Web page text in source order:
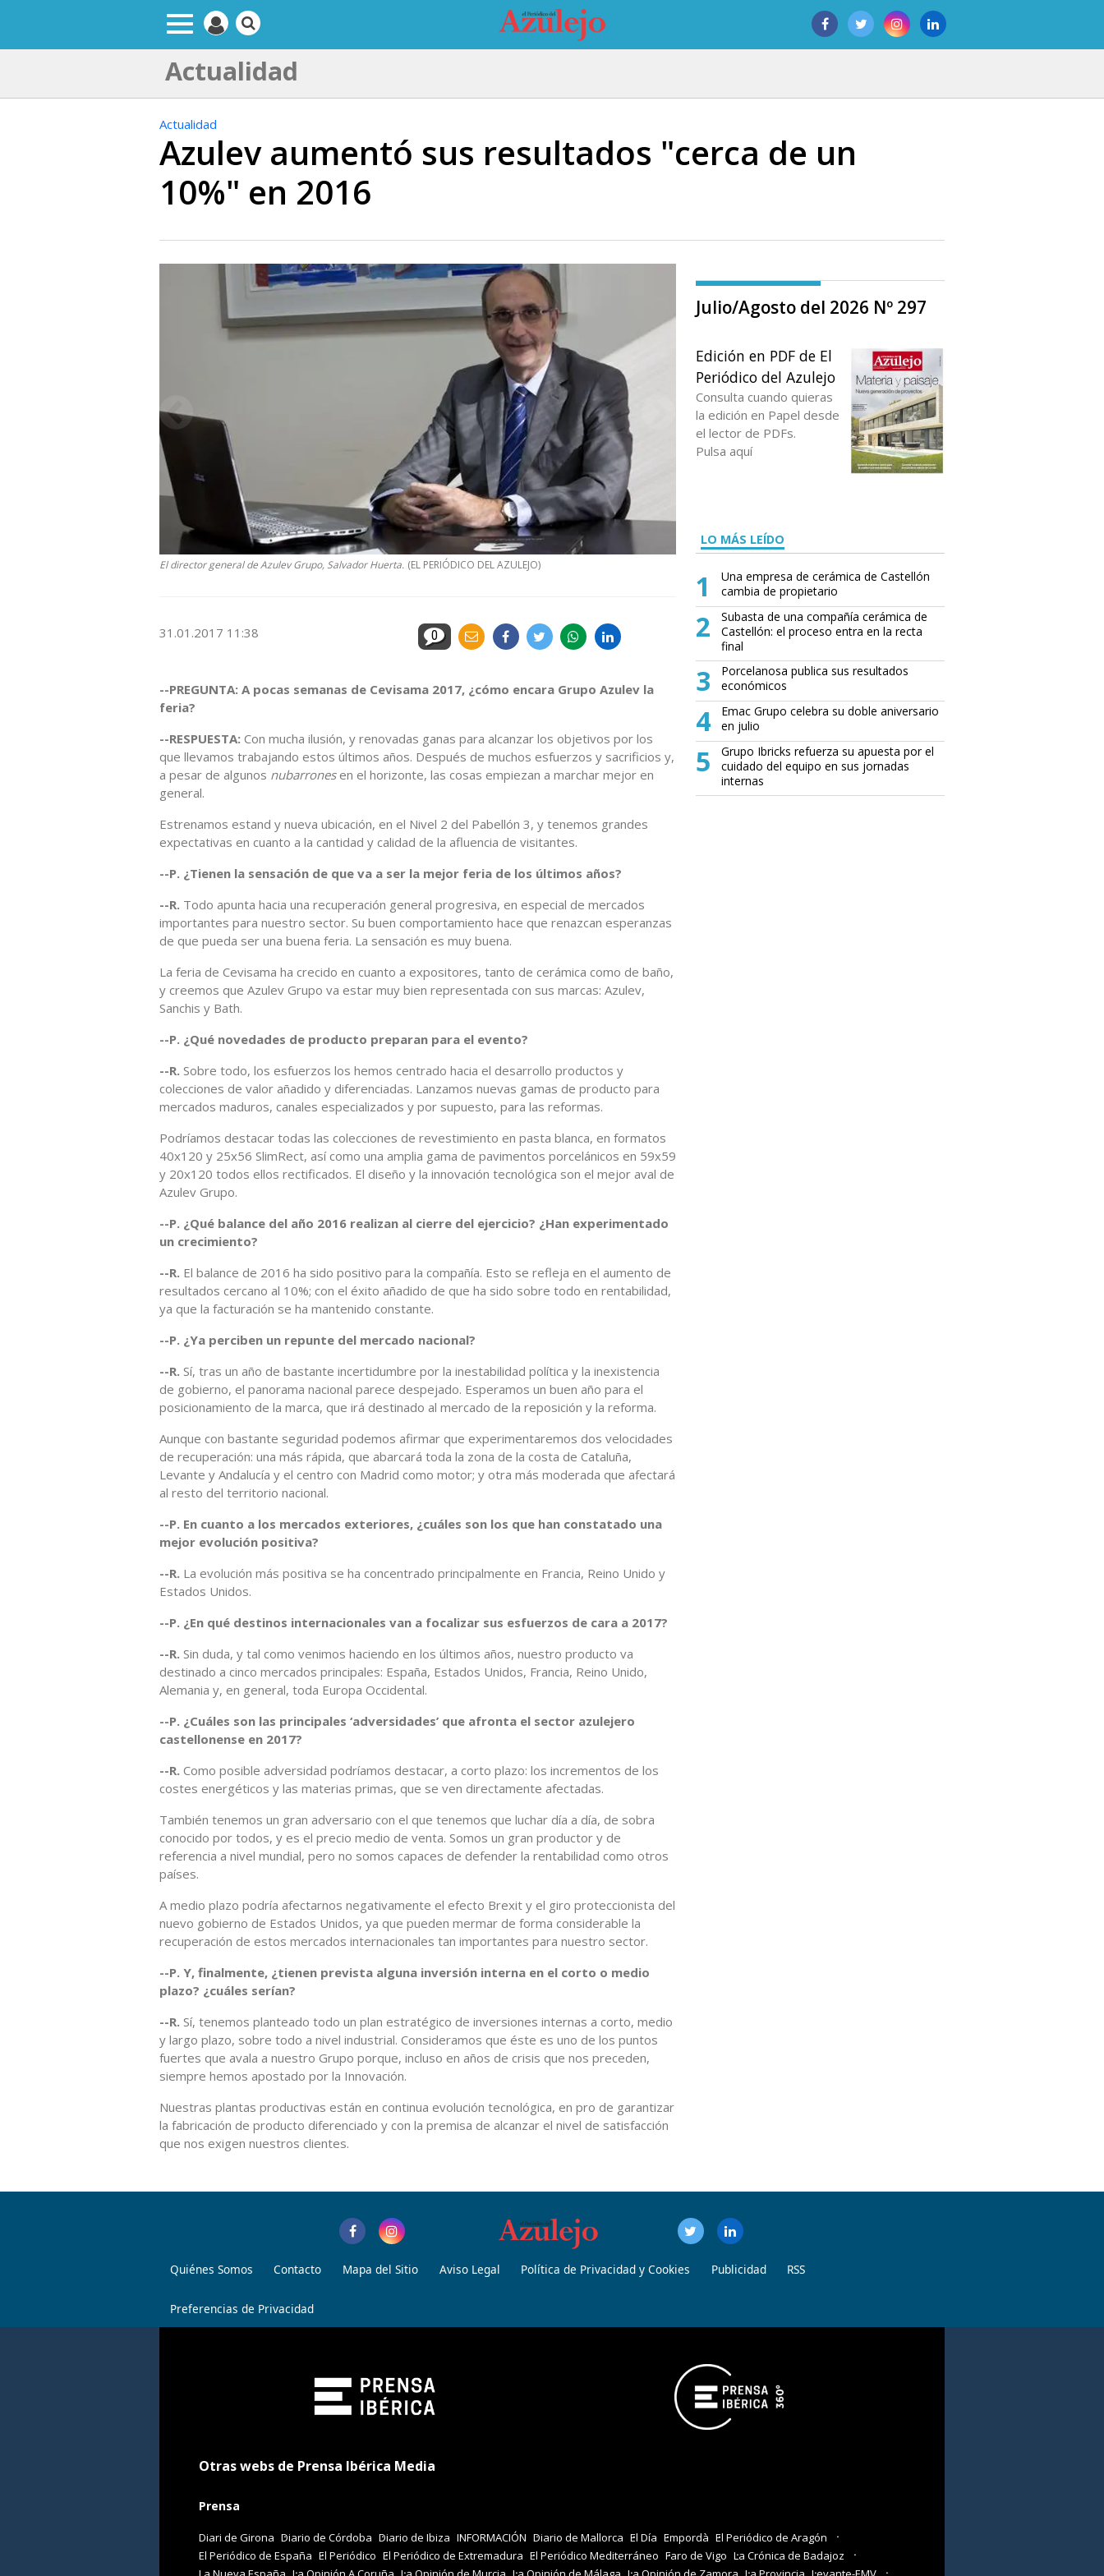
Actualidad
Actualidad
Azulev aumentó sus resultados "cerca de un
10%" en 2016
El director general de Azulev Grupo, Salvador Huerta. (EL PERIÓDICO DEL AZULEJO)
31.01.2017 11:38 0
--PREGUNTA: A pocas semanas de Cevisama 2017, ¿cómo encara Grupo Azulev la
feria?
--RESPUESTA: Con mucha ilusión, y renovadas ganas para alcanzar los objetivos por los
que llevamos trabajando estos últimos años. Después de muchos esfuerzos y sacrificios y,
a pesar de algunos nubarronesen el horizonte, las cosas empiezan a marchar mejor en
general.
Estrenamos estand y nueva ubicación, en el Nivel 2 del Pabellón 3, y tenemos grandes
expectativas en cuanto a la cantidad y calidad de la afluencia de visitantes.
--P. ¿Tienen la sensación de que va a ser la mejor feria de los últimos años?
--R. Todo apunta hacia una recuperación general progresiva, en especial de mercados
importantes para nuestro sector. Su buen comportamiento hace que renazcan esperanzas
de que pueda ser una buena feria. La sensación es muy buena.
La feria de Cevisama ha crecido en cuanto a expositores, tanto de cerámica como de baño,
y creemos que Azulev Grupo va estar muy bien representada con sus marcas: Azulev,
Sanchis y Bath.
--P. ¿Qué novedades de producto preparan para el evento?
--R. Sobre todo, los esfuerzos los hemos centrado hacia el desarrollo productos y
colecciones de valor añadido y diferenciadas. Lanzamos nuevas gamas de producto para
mercados maduros, canales especializados y por supuesto, para las reformas.
Podríamos destacar todas las colecciones de revestimiento en pasta blanca, en formatos
40x120 y 25x56 SlimRect, así como una amplia gama de pavimentos porcelánicos en 59x59
y 20x120 todos ellos rectificados. El diseño y la innovación tecnológica son el mejor aval de
Azulev Grupo.
--P. ¿Qué balance del año 2016 realizan al cierre del ejercicio? ¿Han experimentado
un crecimiento?
--R. El balance de 2016 ha sido positivo para la compañía. Esto se refleja en el aumento de
resultados cercano al 10%; con el éxito añadido de que ha sido sobre todo en rentabilidad,
ya que la facturación se ha mantenido constante.
--P. ¿Ya perciben un repunte del mercado nacional?
--R. Sí, tras un año de bastante incertidumbre por la inestabilidad política y la inexistencia
de gobierno, el panorama nacional parece despejado. Esperamos un buen año para el
posicionamiento de la marca, que irá destinado al mercado de la reposición y la reforma.
Aunque con bastante seguridad podemos afirmar que experimentaremos dos velocidades
de recuperación: una más rápida, que abarcará toda la zona de la costa de Cataluña,
Levante y Andalucía y el centro con Madrid como motor; y otra más moderada que afectará
al resto del territorio nacional.
--P. En cuanto a los mercados exteriores, ¿cuáles son los que han constatado una
mejor evolución positiva?
--R. La evolución más positiva se ha concentrado principalmente en Francia, Reino Unido y
Estados Unidos.
--P. ¿En qué destinos internacionales van a focalizar sus esfuerzos de cara a 2017?
--R. Sin duda, y tal como venimos haciendo en los últimos años, nuestro producto va
destinado a cinco mercados principales: España, Estados Unidos, Francia, Reino Unido,
Alemania y, en general, toda Europa Occidental.
--P. ¿Cuáles son las principales ‘adversidades’ que afronta el sector azulejero
castellonense en 2017?
--R. Como posible adversidad podríamos destacar, a corto plazo: los incrementos de los
costes energéticos y las materias primas, que se ven directamente afectadas.
También tenemos un gran adversario con el que tenemos que luchar día a día, de sobra
conocido por todos, y es el precio medio de venta. Somos un gran productor y de
referencia a nivel mundial, pero no somos capaces de defender la rentabilidad como otros
países.
A medio plazo podría afectarnos negativamente el efecto Brexit y el giro proteccionista del
nuevo gobierno de Estados Unidos, ya que pueden mermar de forma considerable la
recuperación de estos mercados internacionales tan importantes para nuestro sector.
--P. Y, finalmente, ¿tienen prevista alguna inversión interna en el corto o medio
plazo? ¿cuáles serían?
--R. Sí, tenemos planteado todo un plan estratégico de inversiones internas a corto, medio
y largo plazo, sobre todo a nivel industrial. Consideramos que éste es uno de los puntos
fuertes que avala a nuestro Grupo porque, incluso en años de crisis que nos preceden,
siempre hemos apostado por la Innovación.
Nuestras plantas productivas están en continua evolución tecnológica, en pro de garantizar
la fabricación de producto diferenciado y con la premisa de alcanzar el nivel de satisfacción
que nos exigen nuestros clientes.
Julio/Agosto del 2026 Nº 297
Edición en PDF de El
Periódico del Azulejo
Consulta cuando quieras
la edición en Papel desde
el lector de PDFs.
Pulsa aquí
LO MÁS LEÍDO
1
Una empresa de cerámica de Castellón
cambia de propietario
2
Subasta de una compañía cerámica de
Castellón: el proceso entra en la recta
final
3
Porcelanosa publica sus resultados
económicos
4
Emac Grupo celebra su doble aniversario
en julio
5
Grupo Ibricks refuerza su apuesta por el
cuidado del equipo en sus jornadas
internas
Quiénes Somos Contacto Mapa del Sitio Aviso Legal Política de Privacidad y Cookies Publicidad RSS
Preferencias de Privacidad
Otras webs de Prensa Ibérica Media
Prensa
Diari de Girona Diario de Córdoba Diario de Ibiza INFORMACIÓN Diario de Mallorca El Día Empordà El Periódico de Aragón
El Periódico de España El Periódico El Periódico de Extremadura El Periódico Mediterráneo Faro de Vigo La Crónica de Badajoz